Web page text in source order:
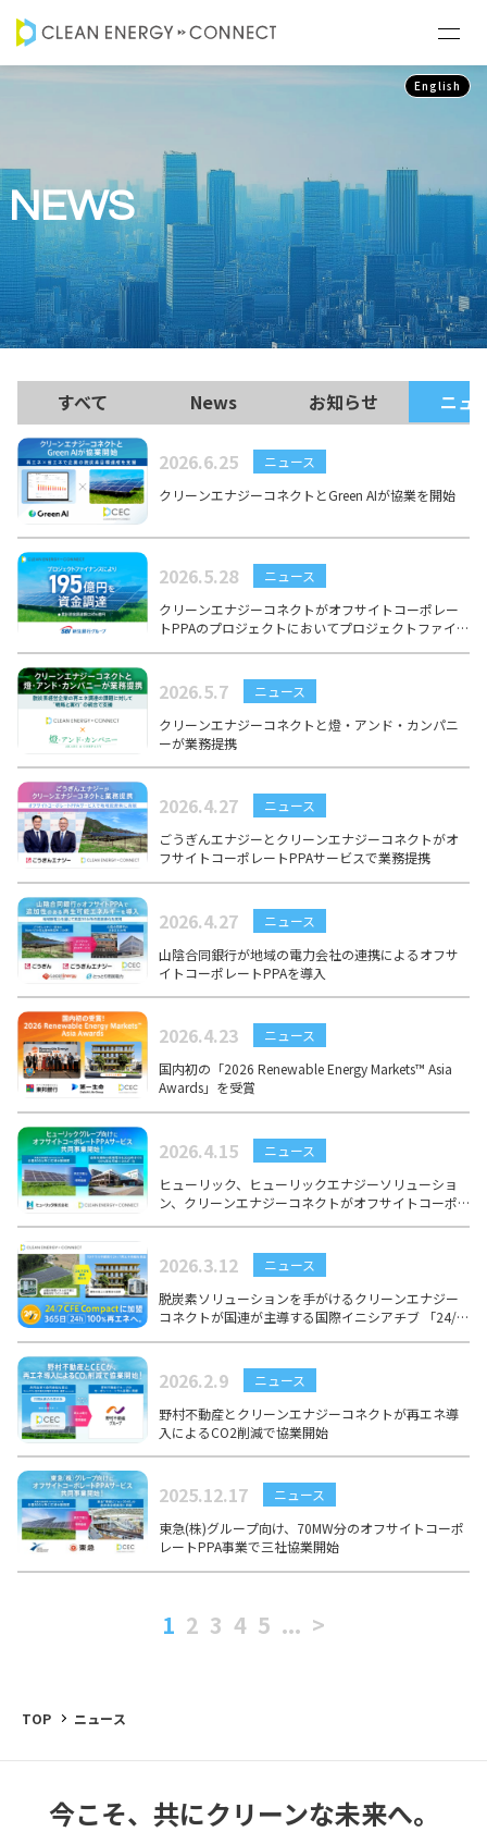
English
NEWS
すべて News お知らせ ニュ
2026.6.25
ニュース
クリーンエナジーコネクトとGreen AIが協業を開始
2026.5.28
ニュース
クリーンエナジーコネクトがオフサイトコーポレー
トPPAのプロジェクトにおいてプロジェクトファイナ
2026.5.7
ニュース
クリーンエナジーコネクトと燈・アンド・カンパニ
ーが業務提携
2026.4.27
ニュース
ごうぎんエナジーとクリーンエナジーコネクトがオ
フサイトコーポレートPPAサービスで業務提携
2026.4.27
ニュース
山陰合同銀行が地域の電力会社の連携によるオフサ
イトコーポレートPPAを導入
2026.4.23
ニュース
国内初の「2026 Renewable Energy Markets™ Asia
Awards」を受賞
2026.4.15
ニュース
ヒューリック、ヒューリックエナジーソリューショ
ン、クリーンエナジーコネクトがオフサイトコーポ
2026.3.12
ニュース
脱炭素ソリューションを手がけるクリーンエナジー
コネクトが国連が主導する国際イニシアチブ 「24/7
2026.2.9
ニュース
野村不動産とクリーンエナジーコネクトが再エネ導
入によるCO2削減で協業開始
2025.12.17
ニュース
東急(株)グループ向け、70MW分のオフサイトコーポ
レートPPA事業で三社協業開始
1 2 3 4 5 ... >
TOP ニュース
今こそ、共にクリーンな未来へ。